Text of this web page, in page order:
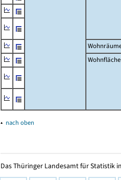
Wohnfläche
▴ nach oben
Das Thüringer Landesamt für Statistik